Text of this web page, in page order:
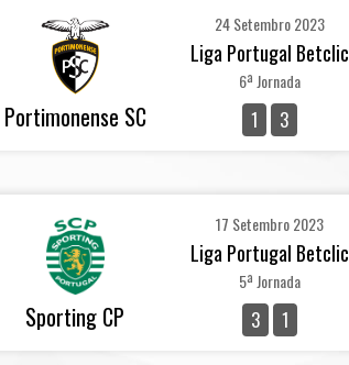
Portimonense SC
24 Setembro 2023
Liga Portugal Betclic
6ª Jornada
1 3
Sporting CP
17 Setembro 2023
Liga Portugal Betclic
5ª Jornada
3 1